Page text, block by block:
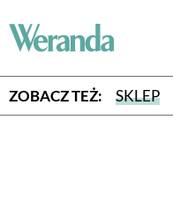
ZOBACZ TEŻ: SKLEP